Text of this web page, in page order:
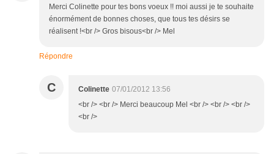
Merci Colinette pour tes bons voeux !! moi aussi je te souhaite
énormément de bonnes choses, que tous tes désirs se
réalisent !<br /> Gros bisous<br /> Mel
Répondre
C Colinette 07/01/2012 13:56
<br /> <br /> Merci beaucoup Mel <br /> <br /> <br />
<br />